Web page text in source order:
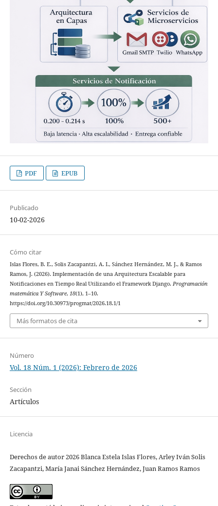
PDF EPUB
Publicado
10-02-2026
Cómo citar
Islas Flores, B. E., Solis Zacapantzi, A. I., Sánchez Hernández, M. J., & Ramos
Ramos, J. (2026). Implementación de una Arquitectura Escalable para
Notificaciones en Tiempo Real Utilizando el Framework Django. Programación
matemática Y Software, 18(1), 1–10.
https://doi.org/10.30973/progmat/2026.18.1/1
Más formatos de cita
Número
Vol. 18 Núm. 1 (2026): Febrero de 2026
Sección
Artículos
Licencia
Derechos de autor 2026 Blanca Estela Islas Flores, Arley Iván Solis
Zacapantzi, María Janai Sánchez Hernández, Juan Ramos Ramos